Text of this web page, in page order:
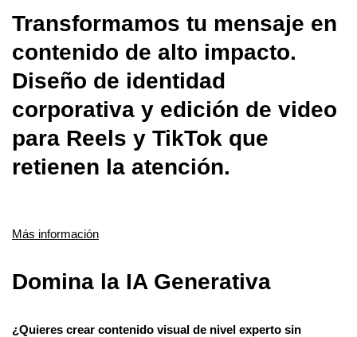
Transformamos tu mensaje en
contenido de alto impacto.
Diseño de identidad
corporativa y edición de video
para Reels y TikTok que
retienen la atención.
Más información
Domina la IA Generativa
¿Quieres crear contenido visual de nivel experto sin